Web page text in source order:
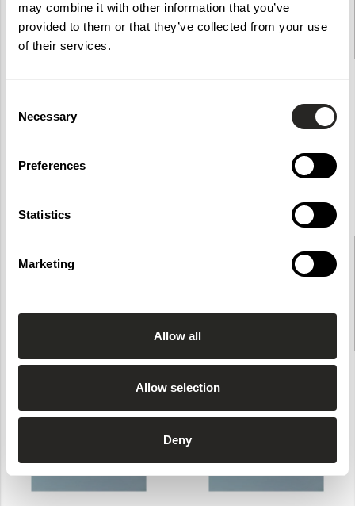
may combine it with other information that you’ve
provided to them or that they’ve collected from your use
of their services.
Selection
Necessary
Preferences
Statistics
Marketing
Allow all
Allow selection
Deny
cm
3616
Glasskiva Bertil special Frostat